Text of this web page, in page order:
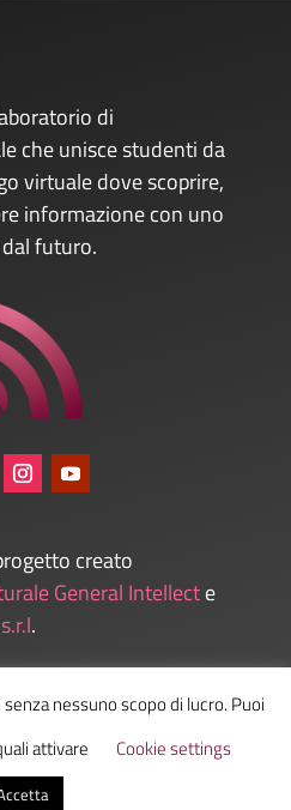
di
che unisce studenti da
virtuale dove scoprire,
informazione con uno
futuro.
creato
General Intellecte
.
nessuno scopo di lucro. Puoi
attivare
Cookie settings